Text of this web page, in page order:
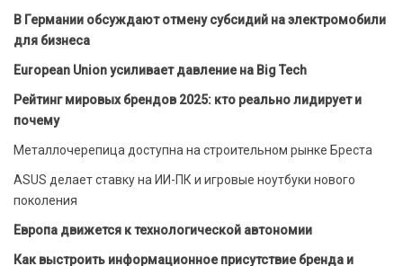
В Германии обсуждают отмену субсидий на электромобили
для бизнеса
European Union усиливает давление на Big Tech
Рейтинг мировых брендов 2025: кто реально лидирует и
почему
Металлочерепица доступна на строительном рынке Бреста
ASUS делает ставку на ИИ-ПК и игровые ноутбуки нового
поколения
Европа движется к технологической автономии
Как выстроить информационное присутствие бренда и